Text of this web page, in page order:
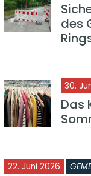
des
30.
Das
22. Juni 2026